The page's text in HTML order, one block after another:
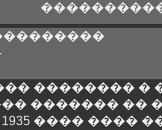
�������� �
������� ��
���� ����